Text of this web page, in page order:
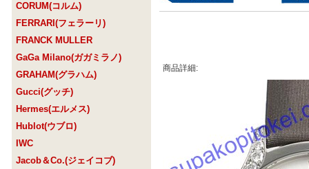
CORUM(コルム)
FERRARI(フェラーリ)
FRANCK MULLER
GaGa Milano(ガガミラノ)
GRAHAM(グラハム)
Gucci(グッチ)
Hermes(エルメス)
Hublot(ウブロ)
IWC
Jacob＆Co.(ジェイコブ)
商品詳細: